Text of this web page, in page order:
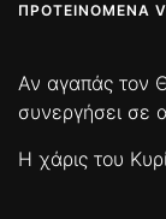
ΠΡΟΤΕΙΝΌΜΕΝΑ
Αν αγαπάς τον
συνεργήσει σε
Η χάρις του